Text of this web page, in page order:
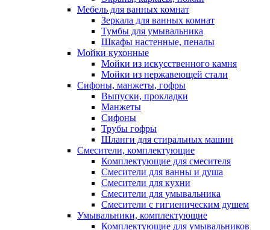
Мебель для ванных комнат
Зеркала для ванных комнат
Тумбы для умывальника
Шкафы настенные, пеналы
Мойки кухонные
Мойки из искусственного камня
Мойки из нержавеющей стали
Сифоны, манжеты, гофры
Выпуски, прокладки
Манжеты
Сифоны
Трубы гофры
Шланги для стиральных машин
Смесители, комплектующие
Комплектующие для смесителя
Смесители для ванны и душа
Смесители для кухни
Смесители для умывальника
Смесители с гигиеническим душем
Умывальники, комплектующие
Комплектующие для умывальников